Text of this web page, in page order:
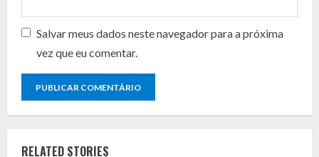
Salvar meus dados neste navegador para a próxima
vez que eu comentar.
RELATED STORIES